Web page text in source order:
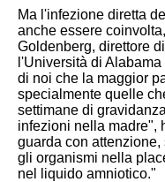
Ma l'infezione diretta
anche essere
Goldenberg, direttore
l'Università di
di noi che la maggior
specialmente quelle
settimane di
infezioni nella madre",
guarda con
gli organismi nella
nel liquido amniotico."